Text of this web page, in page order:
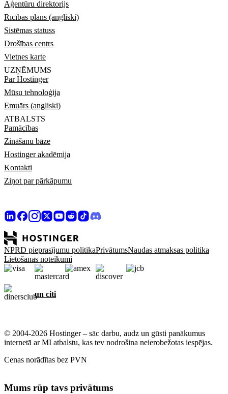
Aģentūru direktorijs
Rīcības plāns (angliski)
Sistēmas statuss
Drošības centrs
Vietnes karte
UZŅĒMUMS
Par Hostinger
Mūsu tehnoloģija
Emuārs (angliski)
ATBALSTS
Pamācības
Zināšanu bāze
Hostinger akadēmija
Kontakti
Ziņot par pārkāpumu
NPRD pieprasījumu politikaPrivātumsNaudas atmaksas politika
Lietošanas noteikumi
un citi
© 2004-2026 Hostinger – sāc darbu, audz un gūsti panākumus
internetā ar MI atbalstu, kas tev nodrošina neierobežotas iespējas.
Cenas norādītas bez PVN
Mums rūp tavs privātums